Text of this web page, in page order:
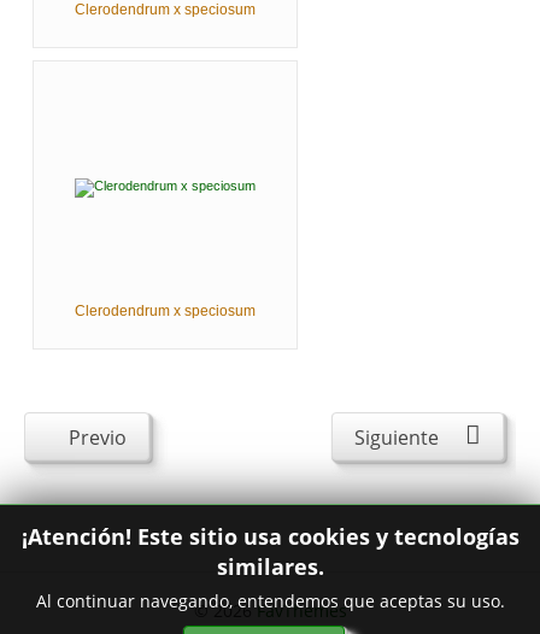
Clerodendrum x speciosum
Clerodendrum x speciosum
Previo Siguiente
© 2026FavThemes
¡Atención! Este sitio usa cookies y tecnologías
similares.
Al continuar navegando, entendemos que aceptas su uso.